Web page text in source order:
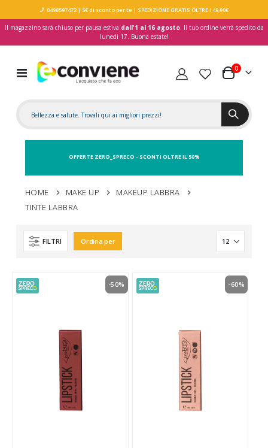
0498597472| 5€ di sconto per te| SPEDIZIONE GRATIS OLTRE I 49,90€
Il magazzino sarà chiuso per pausa estiva dall'1 al 16 agosto. Il tuo ordine verrà spedito da
lunedì 17. Buona estate!
Toggle
Nav
Carrello
0elementi
OFFERTE ZERO_SPRECO - SCONTI OLTRE IL 50%
HOME MAKE UP
MAKEUP LABBRA
TINTE LABBRA
FILTRI Ordina per
-50% -60%